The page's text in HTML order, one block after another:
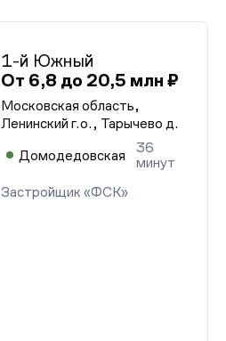
1-й Южный
От 6,8 до 20,5 млн ₽
Московская область,
Ленинский г.о., Тарычево д.
Домодедовская
36
минут
Застройщик «ФСК»